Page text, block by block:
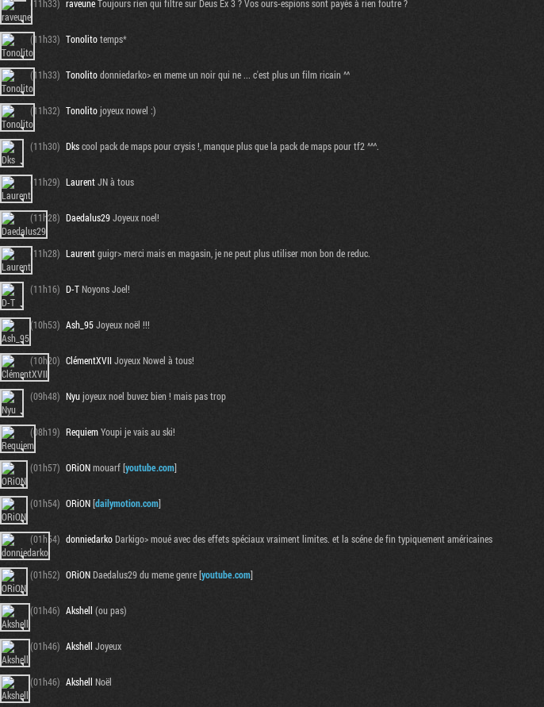
(11h33) raveuneToujours rien qui filtre sur Deus Ex 3 ? Vos ours-espions sont payés à rien foutre ?
(11h33) Tonolitotemps*
(11h33) Tonolitodonniedarko> en meme un noir qui ne ... c'est plus un film ricain ^^
(11h32) Tonolitojoyeux nowel :)
(11h30) Dkscool pack de maps pour crysis !, manque plus que la pack de maps pour tf2 ^^^.
(11h29) LaurentJN à tous
(11h28) Daedalus29Joyeux noel!
(11h28) Laurentguigr> merci mais en magasin, je ne peut plus utiliser mon bon de reduc.
(11h16) D-TNoyons Joel!
(10h53) Ash_95Joyeux noël !!!
(10h20) ClémentXVIIJoyeux Nowel à tous!
(09h48) Nyujoyeux noel buvez bien ! mais pas trop
(08h19) RequiemYoupi je vais au ski!
(01h57) ORiONmouarf [youtube.com]
(01h54) ORiON[dailymotion.com]
(01h54) donniedarkoDarkigo> moué avec des effets spéciaux vraiment limites. et la scéne de fin typiquement américaines
(01h52) ORiONDaedalus29 du meme genre [youtube.com]
(01h46) Akshell (ou pas)
(01h46) Akshell Joyeux
(01h46) Akshell Noël